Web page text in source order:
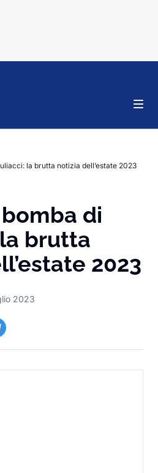
la brutta notizia dell’estate 2023
di
brutta
2023
2023